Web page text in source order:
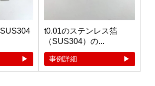
t0.01のステンレス箔
（SUS304）の...
事例詳細